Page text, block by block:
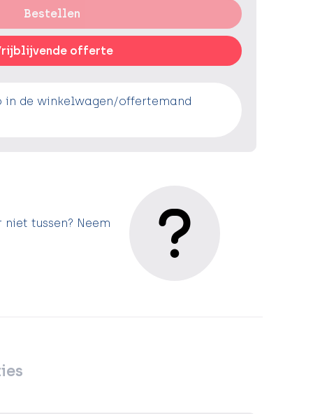
Bestellen
offerte
in de winkelwagen/offertemand
tussen? Neem